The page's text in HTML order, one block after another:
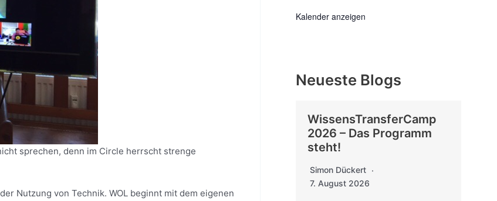
sprechen, denn im Circle herrscht strenge
Nutzung von Technik. WOL beginnt mit dem eigenen
Kalender anzeigen
Neueste Blogs
WissensTransferCamp
2026 – Das Programm
steht!
Simon Dückert
7. August 2026